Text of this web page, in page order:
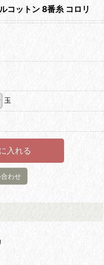
ットン 8番糸 コロリ
玉
入れる
わせ